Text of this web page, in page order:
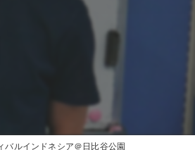
バルインドネシア＠日比谷公園